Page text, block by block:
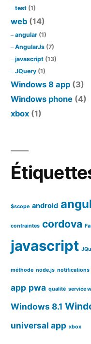
test (1)
web (14)
angular (1)
AngularJs (7)
javascript (13)
JQuery (1)
Windows 8 app (3)
Windows phone (4)
xbox (1)
$scope android
contraintes cordova
javascript
méthode node.js notifications
app pwa qualité service
Windows 8.1
universal app xbox